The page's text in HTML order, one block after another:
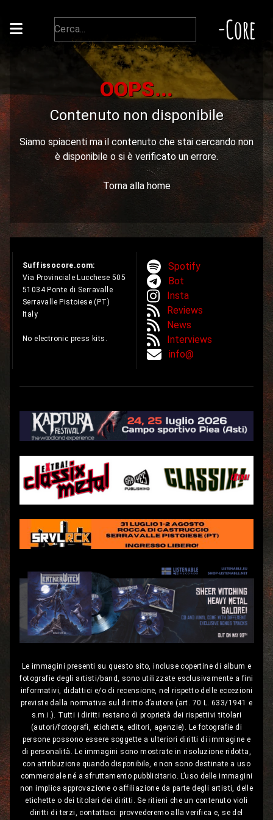
-Core
OOPS...
Contenuto non disponibile
Siamo spiacenti ma il contenuto che stai cercando non
è disponibile o si è verificato un errore.
Torna alla home
Suffissocore.com:
Via Provinciale Lucchese 505
51034 Ponte di Serravalle
Serravalle Pistoiese (PT)
Italy
No electronic press kits.
Spotify
Bot
Insta
Reviews
News
Interviews
info@
Le immagini presenti su questo sito, incluse copertine di album e
fotografie degli artisti/band, sono utilizzate esclusivamente a fini
informativi, didattici e/o di recensione, nel rispetto delle eccezioni
previste dalla normativa sul diritto d’autore (art. 70 L. 633/1941 e
s.m.i.). Tutti i diritti restano di proprietà dei rispettivi titolari
(autori/fotografi, etichette, editori, agenzie). Le fotografie di
persone possono essere soggette a ulteriori diritti di immagine e
di personalità. Le immagini sono mostrate in risoluzione ridotta,
con attribuzione quando disponibile, e non sono destinate a uso
commerciale né a sfruttamento pubblicitario. L’uso delle immagini
non implica approvazione o affiliazione da parte degli artisti, delle
etichette o dei titolari dei diritti. Se ritieni che un contenuto violi
diritti di terzi, contattaci: provvederemo alla verifica e, se del